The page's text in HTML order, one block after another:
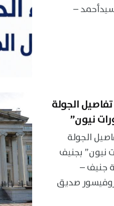
سيدأحمد –
الجولة
نيون”
الجولة
نيون” بجنيف
جنيف –
صديق